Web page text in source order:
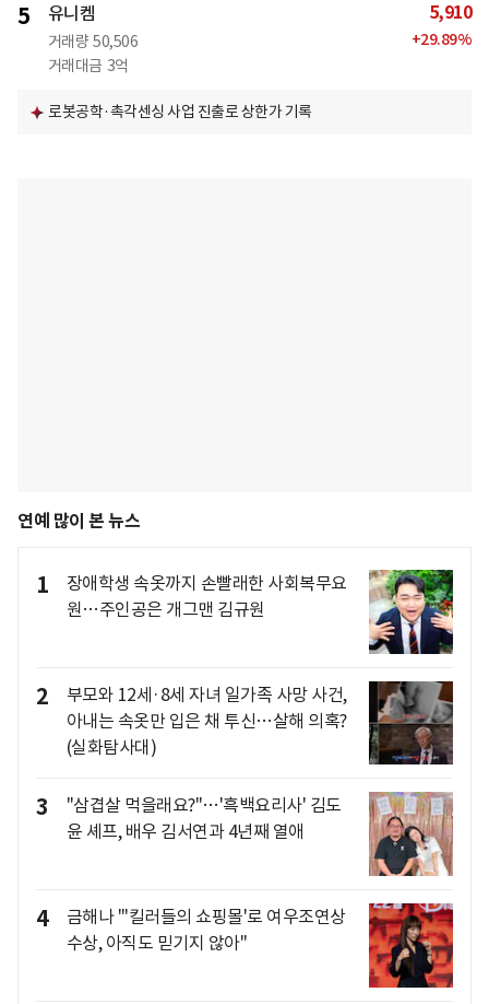
5 유니켐
거래량 50,506
거래대금 3억
5,910
+29.89%
로봇공학·촉각센싱 사업 진출로 상한가 기록
연예 많이 본 뉴스
1
장애학생 속옷까지 손빨래한 사회복무요
원…주인공은 개그맨 김규원
2
부모와 12세·8세 자녀 일가족 사망 사건,
아내는 속옷만 입은 채 투신…살해 의혹?
(실화탐사대)
3
"삼겹살 먹을래요?"…'흑백요리사' 김도
윤 셰프, 배우 김서연과 4년째 열애
4
금해나 "'킬러들의 쇼핑몰'로 여우조연상
수상, 아직도 믿기지 않아"